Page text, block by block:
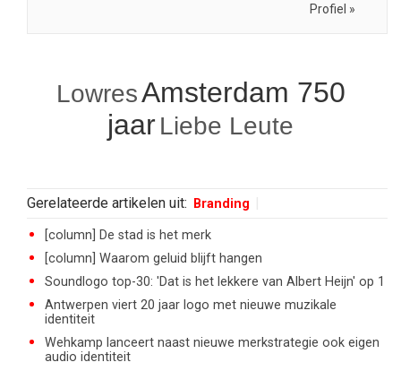
Profiel »
LowresAmsterdam 750
jaarLiebe Leute
Gerelateerde artikelen uit: Branding
[column] De stad is het merk
[column] Waarom geluid blijft hangen
Soundlogo top-30: 'Dat is het lekkere van Albert Heijn' op 1
Antwerpen viert 20 jaar logo met nieuwe muzikale
identiteit
Wehkamp lanceert naast nieuwe merkstrategie ook eigen
audio identiteit